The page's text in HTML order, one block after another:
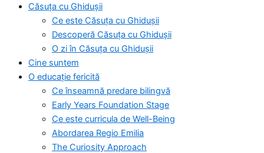
Căsuța cu Ghidușii
Ce este Căsuța cu Ghidușii
Descoperă Căsuța cu Ghidușii
O zi în Căsuța cu Ghidușii
Cine suntem
O educație fericită
Ce înseamnă predare bilingvă
Early Years Foundation Stage
Ce este curricula de Well-Being
Abordarea Regio Emilia
The Curiosity Approach